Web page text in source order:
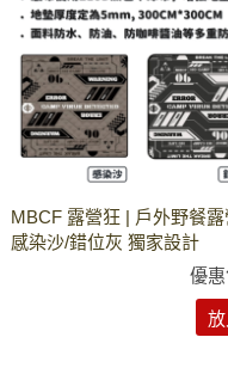
MBCF 露營狂 | 戶外野餐
感染沙/錯位灰 獨家設計
優